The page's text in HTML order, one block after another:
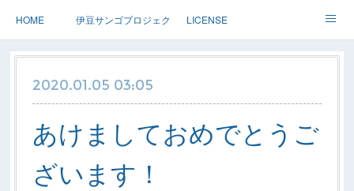
HOME 伊豆サンゴプロジェクト LICENSE
体験ダイブ 親子ダイブ ステップアップ ツアー情報
2020.01.05 03:05
あけましておめでとうご
ざいます！